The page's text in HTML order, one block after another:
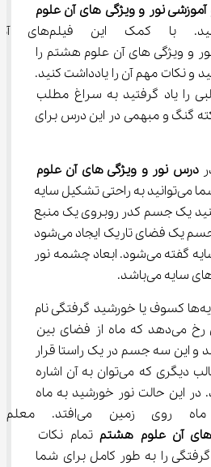
ویدیو آموزشی نور و ویژگی‌ های آن علوم
استفاده کنید. با کمک
و ویژگی های آن علوم هشتم را
و نکات مهم آن را یادداشت کنید.
را یاد گرفتید به سراغ مطلب
نکته گنگ و مبهمی در این درس برای
درس نور و ویژگی های آن علوم
ذکر شده است شما می‌توانید به راحتی تشکیل سایه
یک جسم کدر روبروی یک منبع
نوری قرار بگیرد. پشت جسم یک فضای تاریک ایجاد می‌شود
که به این فضای تاریک سایه گفته می‌شود. ابعاد چشمه نور
می‌باشد.
یکی از تماشایی‌ترین سایه‌ها کسوف یا خورشید گرفتگی نام
دارد. این وضعیت وقتی رخ می‌دهد که ماه از فضای بین
و این سه جسم در یک راستا قرار
بگیرند. پدیده بسیار جالب دیگری که می‌توان به آن اشاره
در این حالت نور خورشید به ماه
تمام نکات
را به طور کامل برای شما